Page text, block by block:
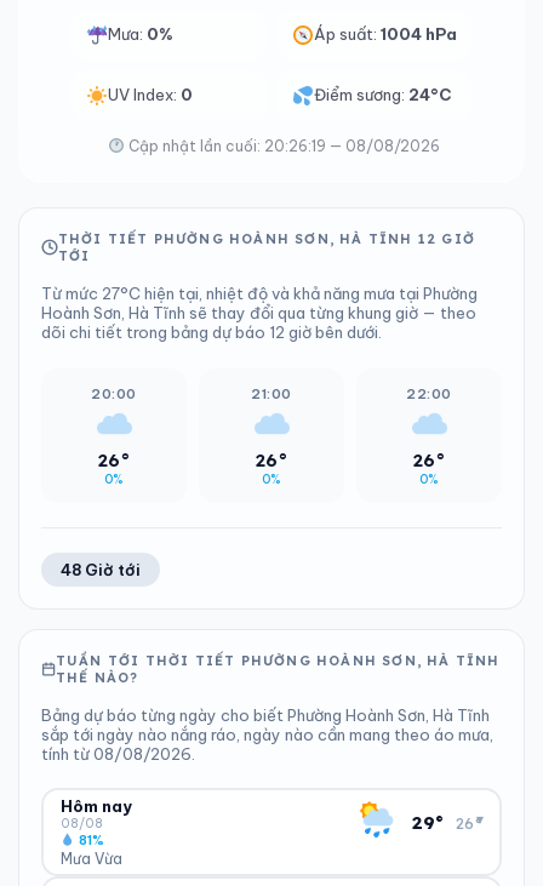
Mưa: 0% Áp suất:1004 hPa
UV Index: 0 Điểm sương: 24°C
Cập nhật lần cuối: 20:26:19 — 08/08/2026
THỜI TIẾT PHƯỜNG HOÀNH SƠN, HÀ TĨNH 12 GIỜ
TỚI
Từ mức 27°C hiện tại, nhiệt độ và khả năng mưa tại Phường
Hoành Sơn, Hà Tĩnh sẽ thay đổi qua từng khung giờ — theo
dõi chi tiết trong bảng dự báo 12 giờ bên dưới.
20:00
26°
0%
21:00
26°
0%
22:00
26°
0%
48 Giờ tới
TUẦN TỚI THỜI TIẾT PHƯỜNG HOÀNH SƠN, HÀ TĨNH
THẾ NÀO?
Bảng dự báo từng ngày cho biết Phường Hoành Sơn, Hà Tĩnh
sắp tới ngày nào nắng ráo, ngày nào cần mang theo áo mưa,
tính từ 08/08/2026.
Hôm nay
08/08
Mưa Vừa
81%
29° 26°
▾